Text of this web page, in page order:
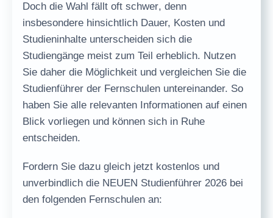
Doch dieWahl fällt oft schwer, denn
insbesondere hinsichtlich Dauer, Kosten und
Studieninhalte unterscheiden sich die
Studiengänge meist zum Teil erheblich. Nutzen
Sie daher die Möglichkeit und vergleichen Sie die
Studienführer der Fernschulen untereinander. So
haben Sie alle relevanten Informationen auf einen
Blick vorliegen und können sich in Ruhe
entscheiden.
Fordern Sie dazu gleich jetzt kostenlos und
unverbindlich die NEUEN Studienführer 2026 bei
den folgenden Fernschulen an: